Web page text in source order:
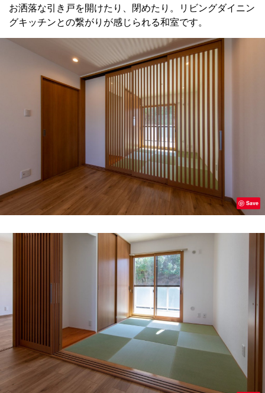
お洒落な引き戸を開けたり、閉めたり。リビングダイニン
グキッチンとの繋がりが感じられる和室です。
Save